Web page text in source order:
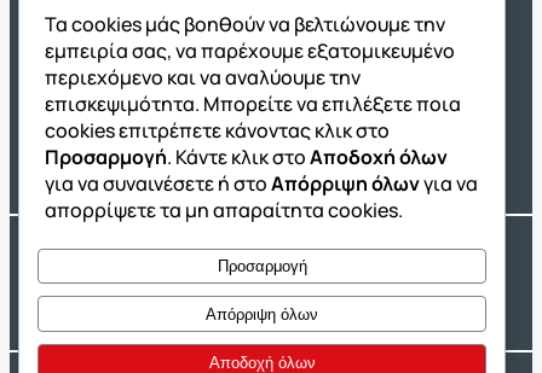
Όμιλος ΔΙΑΚΡΟΤΗΜΑ
ΔΙΑΚΡΟΤΗΜΑ@Home
Σχολική Μελέτη After School
Εκδόσεις Καλαϊτζίδη
Franchise ΔΙΑΚΡΟΤΗΜΑ
Copyright® 2004 –2026Εκπαιδευτικός Όμιλος ΔΙΑΚΡΟΤΗΜΑ®. Αρ.
Γ.Ε.Μ.Η.: 54967109000.
Oceancube – Hosted by
Τα cookies μάς βοηθούν να βελτιώνουμε την
εμπειρία σας, να παρέχουμε εξατομικευμένο
περιεχόμενο και να αναλύουμε την
επισκεψιμότητα. Μπορείτε να επιλέξετε ποια
cookies επιτρέπετε κάνοντας κλικ στο
Προσαρμογή. Κάντε κλικ στοΑποδοχή όλων
για να συναινέσετε ή στοΑπόρριψη όλωνγια να
απορρίψετε τα μη απαραίτητα cookies.
Προσαρμογή
Απόρριψη όλων
Αποδοχή όλων